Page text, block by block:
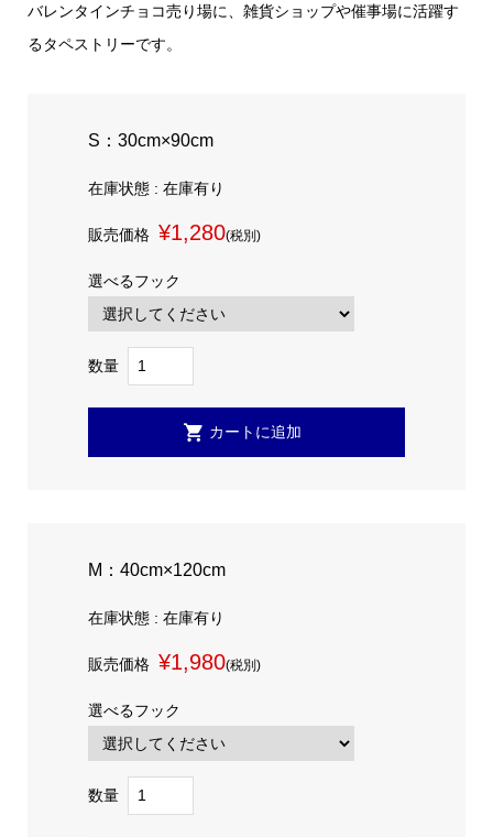
バレンタインチョコ売り場に、雑貨ショップや催事場に活躍す
るタペストリーです。
S：30cm×90cm
在庫状態 : 在庫有り
販売価格 ¥1,280(税別)
選べるフック
数量
M：40cm×120cm
在庫状態 : 在庫有り
販売価格 ¥1,980(税別)
選べるフック
数量